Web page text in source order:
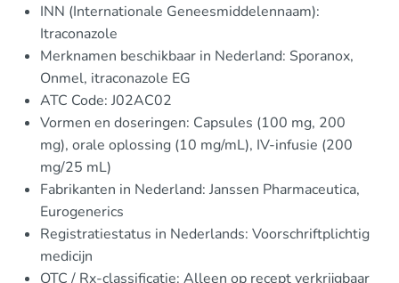
INN (Internationale Geneesmiddelennaam):
Itraconazole
Merknamen beschikbaar in Nederland: Sporanox,
Onmel, itraconazole EG
ATC Code: J02AC02
Vormen en doseringen: Capsules (100 mg, 200
mg), orale oplossing (10 mg/mL), IV-infusie (200
mg/25 mL)
Fabrikanten in Nederland: Janssen Pharmaceutica,
Eurogenerics
Registratiestatus in Nederlands: Voorschriftplichtig
medicijn
OTC / Rx-classificatie: Alleen op recept verkrijgbaar